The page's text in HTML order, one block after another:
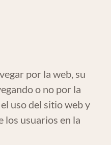
por la web, su
o no por la
uso del sitio web y
los usuarios en la